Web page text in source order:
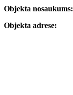
Objekta nosaukums:
Objekta adrese: